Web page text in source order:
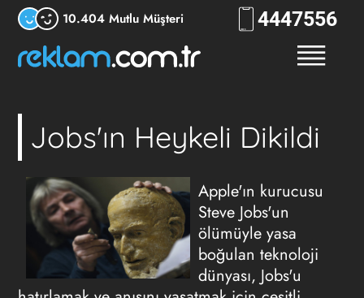
10.404 Mutlu Müşteri 4447556
Jobs'ın Heykeli Dikildi
Apple'ın kurucusu
Steve Jobs'un
ölümüyle yasa
boğulan teknoloji
dünyası, Jobs'u